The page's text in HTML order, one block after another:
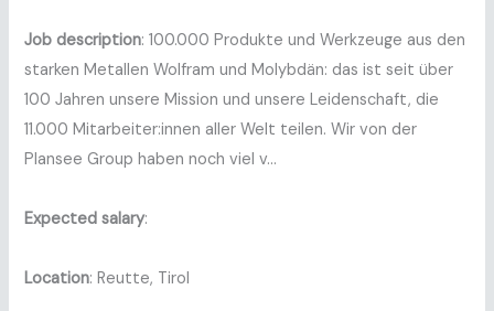
Job description: 100.000 Produkte und Werkzeuge aus den
starken Metallen Wolfram und Molybdän: das ist seit über
100 Jahren unsere Mission und unsere Leidenschaft, die
11.000 Mitarbeiter:innen aller Welt teilen. Wir von der
Plansee Group haben noch viel v…
Expected salary:
Location: Reutte, Tirol